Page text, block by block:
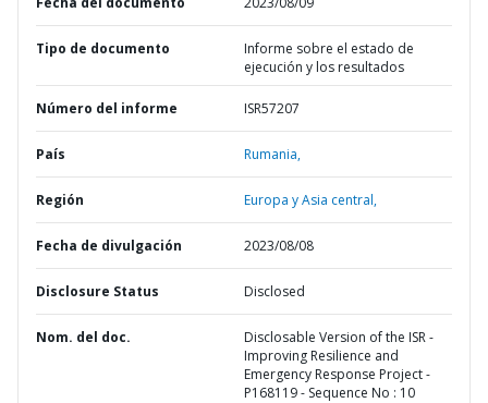
Tipo de documento
Informe sobre el estado de
ejecución y los resultados
Número del informe ISR57207
País Rumania,
Región Europa y Asia central,
Fecha de divulgación 2023/08/08
Disclosure Status Disclosed
Nom. del doc.
Disclosable Version of the ISR -
Improving Resilience and
Emergency Response Project -
P168119 - Sequence No : 10